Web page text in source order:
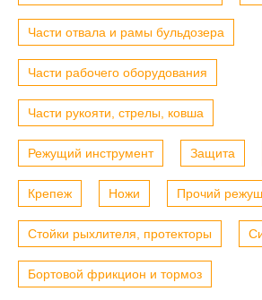
Части отвала и рамы бульдозера
Части рабочего оборудования
Части рукояти, стрелы, ковша
Режущий инструмент Защита
Крепеж Ножи Прочий
Стойки рыхлителя, протекторы
Бортовой фрикцион и тормоз